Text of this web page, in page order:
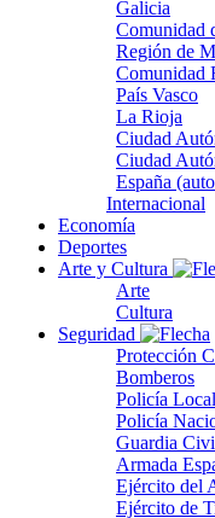
Galicia
Comunidad
Región de
Comunidad
País Vasco
La Rioja
Ciudad
Ciudad
España
Internacional
Economía
Deportes
Arte y Cultura
Arte
Cultura
Seguridad
Protección
Bomberos
Policía Local
Policía
Guardia
Armada
Ejército del
Ejército de